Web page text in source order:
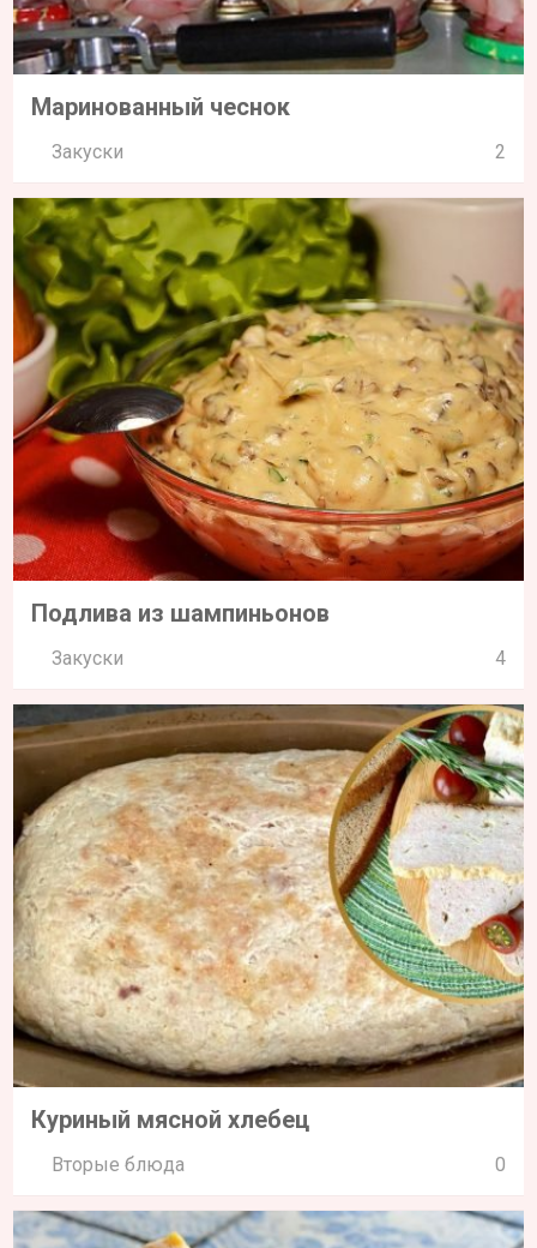
Маринованный чеснок
Закуски 2
Подлива из шампиньонов
Закуски 4
Куриный мясной хлебец
Вторые блюда 0